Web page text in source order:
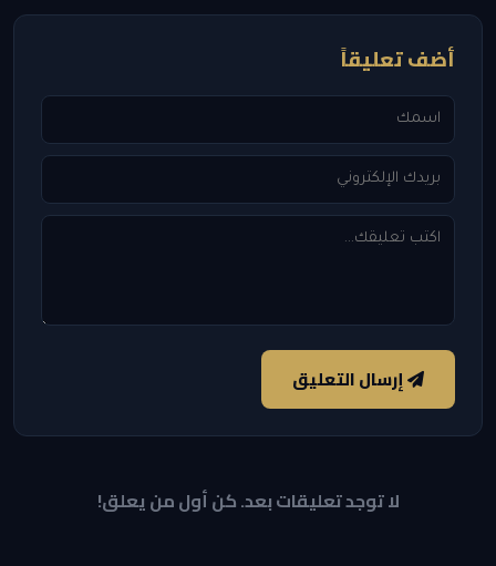
أضف تعليقاً
إرسال التعليق
لا توجد تعليقات بعد. كن أول من يعلق!